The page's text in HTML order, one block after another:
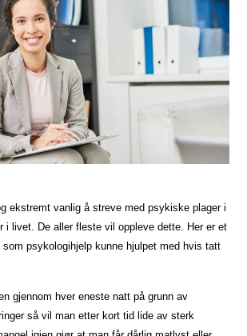
ekstremt vanlig å streve med psykiske plager i
i livet. De aller fleste vil oppleve dette. Her er et
psykologihjelp kunne hjulpet med hvis tatt
gjennom hver eneste natt på grunn av
så vil man etter kort tid lide av sterk